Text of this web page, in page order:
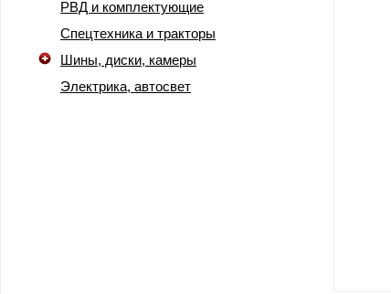
РВД и комплектующие
Спецтехника и тракторы
Шины, диски, камеры
Электрика, автосвет